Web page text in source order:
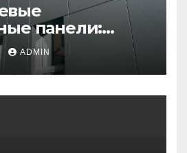
панели:
решение
и дизайна
ADMIN